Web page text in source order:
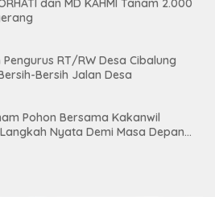
dan MD KAHMI Tanam 2.000
RT/RW Desa Cibalung
Bersih Jalan Desa
Pohon Bersama Kakanwil
Nyata Demi Masa Depan